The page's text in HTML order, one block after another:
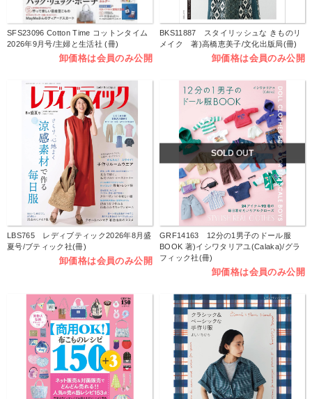
SFS23096 Cotton Time コットンタイム
2026年9月号/主婦と生活社 (冊)
卸価格は会員のみ公開
BKS11887 スタイリッシュな きものリ
メイク 著)高橋恵美子/文化出版局(冊)
卸価格は会員のみ公開
LBS765 レディブティック2026年8月盛
夏号/ブティック社(冊)
卸価格は会員のみ公開
SOLD OUT
GRF14163 12分の1男子のドール服
BOOK 著)イシワタリアユ(Calaka)/グラ
フィック社(冊)
卸価格は会員のみ公開